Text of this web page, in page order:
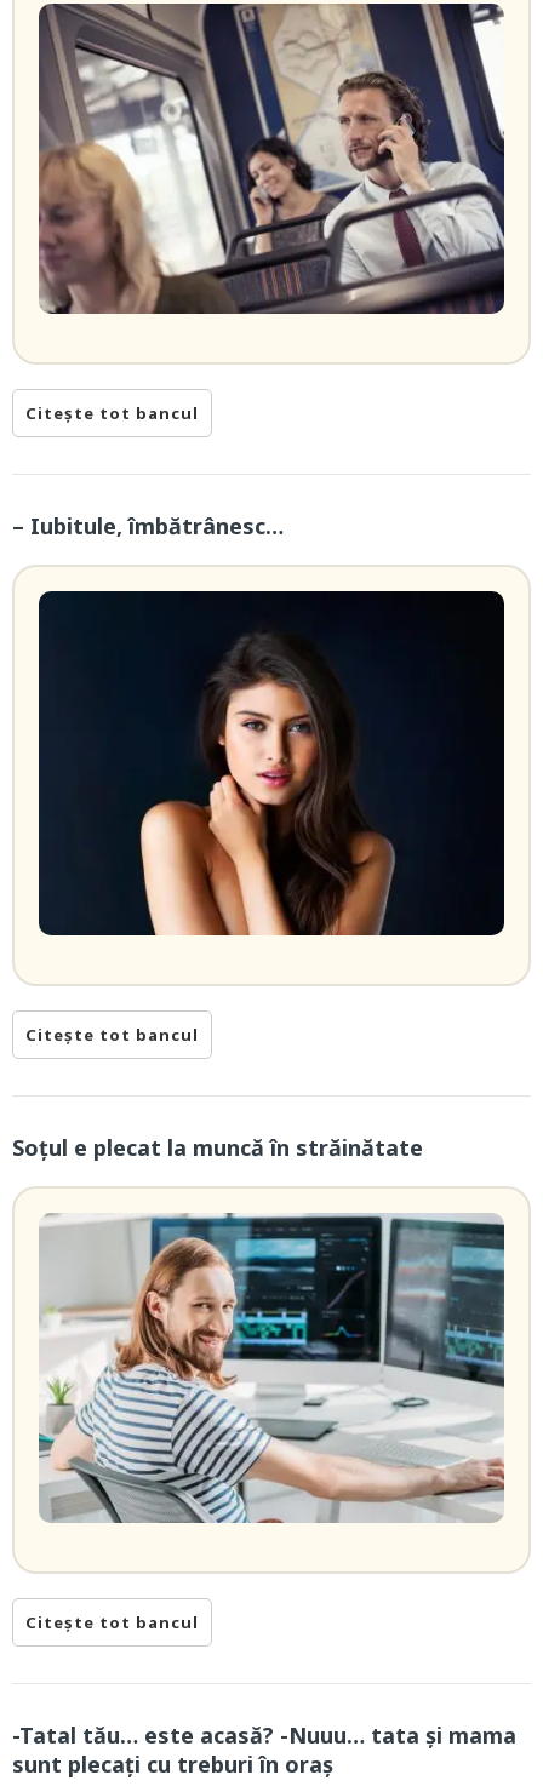
Citește tot bancul
– Iubitule, îmbătrânesc…
Citește tot bancul
Soțul e plecat la muncă în străinătate
Citește tot bancul
-Tatal tău… este acasă? -Nuuu… tata și mama
sunt plecați cu treburi în oraș